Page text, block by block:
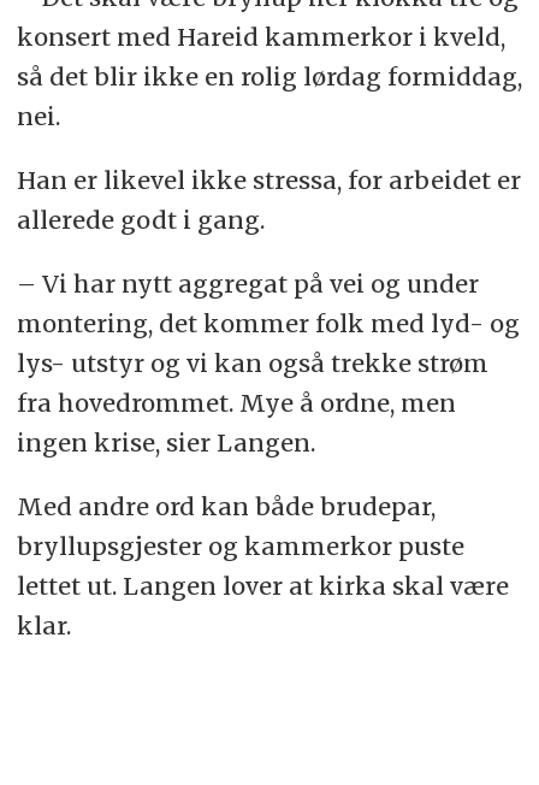
konsert med Hareid kammerkor i kveld,
så det blir ikke en rolig lørdag formiddag,
nei.
Han er likevel ikke stressa, for arbeidet er
allerede godt i gang.
– Vi har nytt aggregat på vei og under
montering, det kommer folk med lyd- og
lys- utstyr og vi kan også trekke strøm
fra hovedrommet. Mye å ordne, men
ingen krise, sier Langen.
Med andre ord kan både brudepar,
bryllupsgjester og kammerkor puste
lettet ut. Langen lover at kirka skal være
klar.